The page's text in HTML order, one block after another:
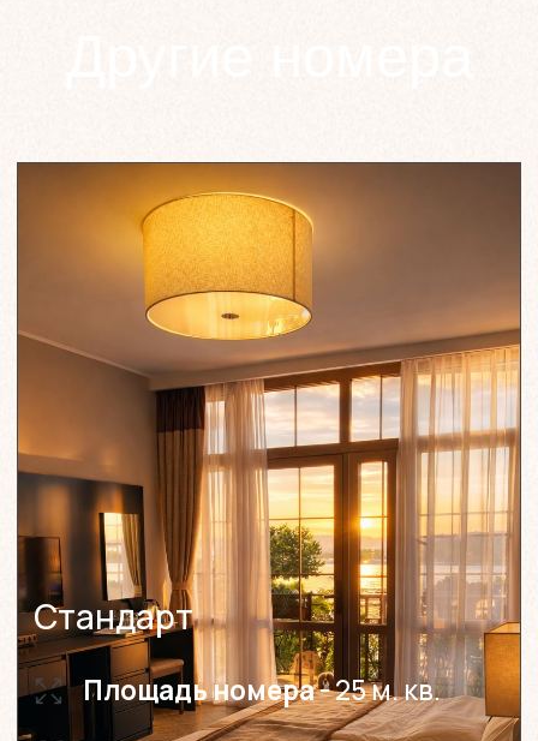
Отель Cromwell White
Ответы на часто
задаваемые
вопросы